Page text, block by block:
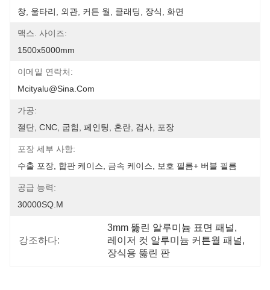
창, 울타리, 외관, 커튼 월, 클래딩, 장식, 화면
맥스. 사이즈:
1500x5000mm
이메일 연락처:
Mcityalu@sina.com
가공:
절단, CNC, 굽힘, 페인팅, 혼란, 검사, 포장
포장 세부 사항:
수출 포장, 합판 케이스, 금속 케이스, 보호 필름+ 버블 필름
공급 능력:
30000SQ.M
강조하다:
3mm 뚫린 알루미늄 표면 패널,
레이저 컷 알루미늄 커튼월 패널,
장식용 뚫린 판